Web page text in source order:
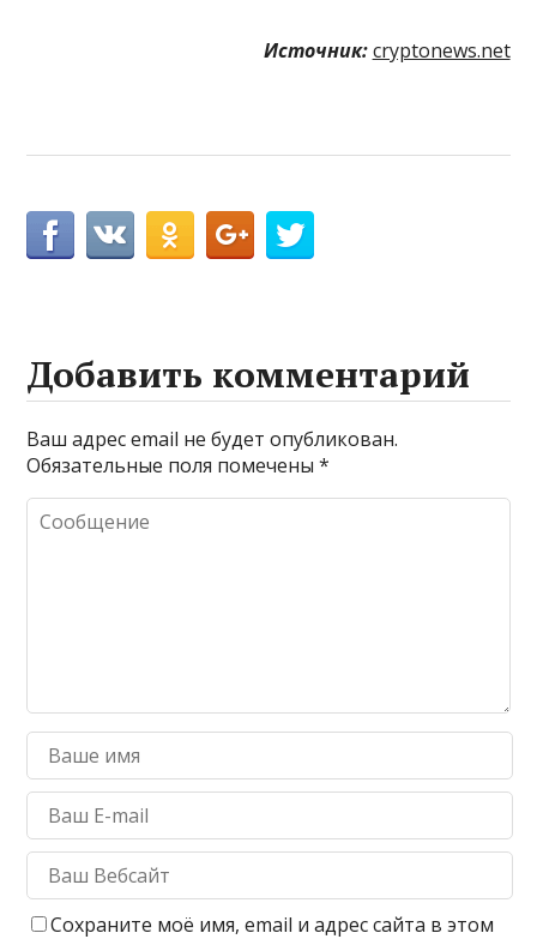
Источник: cryptonews.net
Добавить комментарий
Ваш адрес email не будет опубликован.
Обязательные поля помечены*
Сохраните моё имя, email и адрес сайта в этом